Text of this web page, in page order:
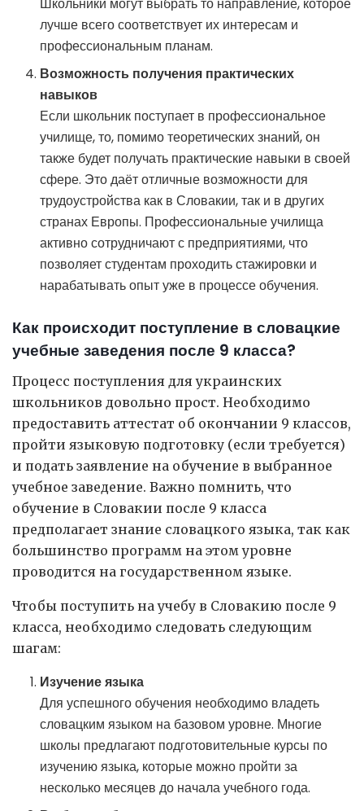
лучше всего соответствует их интересам и
профессиональным планам.
Возможность получения практических
навыков
Если школьник поступает в профессиональное
училище, то, помимо теоретических знаний, он
также будет получать практические навыки в своей
сфере. Это даёт отличные возможности для
трудоустройства как в Словакии, так и в других
странах Европы. Профессиональные училища
активно сотрудничают с предприятиями, что
позволяет студентам проходить стажировки и
нарабатывать опыт уже в процессе обучения.
Как происходит поступление в словацкие
учебные заведения после 9 класса?
Процесс поступления для украинских
школьников довольно прост. Необходимо
предоставить аттестат об окончании 9 классов,
пройти языковую подготовку (если требуется)
и подать заявление на обучение в выбранное
учебное заведение. Важно помнить, что
обучение в Словакии после 9 класса
предполагает знание словацкого языка, так как
большинство программ на этом уровне
проводится на государственном языке.
Чтобы поступить на учебу в Словакию после 9
класса, необходимо следовать следующим
шагам:
Изучение языка
Для успешного обучения необходимо владеть
словацким языком на базовом уровне. Многие
школы предлагают подготовительные курсы по
изучению языка, которые можно пройти за
несколько месяцев до начала учебного года.